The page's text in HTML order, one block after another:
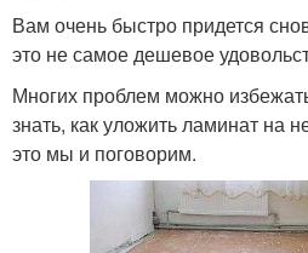
Вам очень быстро придется
это не самое дешевое
Многих проблем можно
знать, как уложить ламинат на
это мы и поговорим.